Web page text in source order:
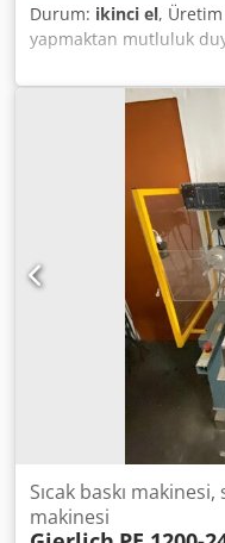
Durum: ikinci el, Üretim
yapmaktan mutluluk
2021'dendir //// 12/
yazıcı 2 kafa yeni fiyat
Makroprint x8 yazıcı
Makroprint x4 yazıcı 4
4.000€ 2x Makroprint
4x Çin ve İtalyan
açık 4 başlıklı parça
mümkün!!!
Sıcak baskı makinesi,
makinesi